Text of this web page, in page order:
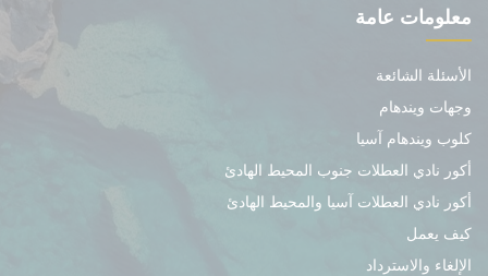
معلومات عامة
الأسئلة الشائعة
وجهات ويندهام
كلوب ويندهام آسيا
أكور نادي العطلات جنوب المحيط الهادئ
أكور نادي العطلات آسيا والمحيط الهادئ
كيف يعمل
الإلغاء والاسترداد